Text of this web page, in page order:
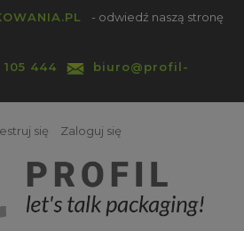
- odwiedź naszą stronę
444
biuro@profil-
się Zaloguj się